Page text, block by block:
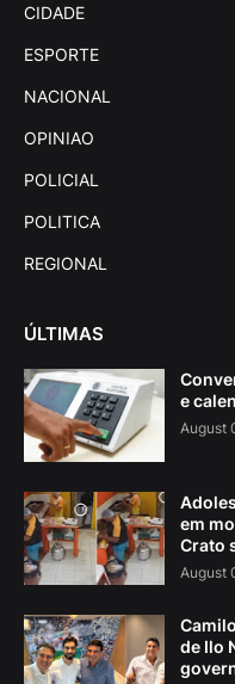
CIDADE
ESPORTE
NACIONAL
OPINIAO
POLICIAL
POLITICA
REGIONAL
ÚLTIMAS
e
August
em
Crato
August
de Ilo